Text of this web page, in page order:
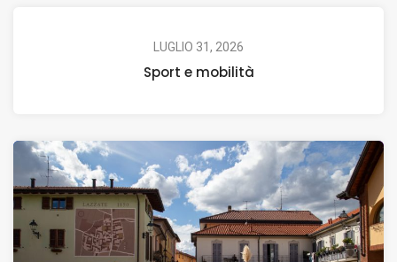
LUGLIO 31, 2026
Sport e mobilità